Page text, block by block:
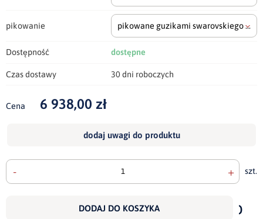
pikowanie pikowane guzikami swarovskiego
Dostępność dostępne
Czas dostawy 30 dni roboczych
Cena 6 938,00 zł
dodaj uwagi do produktu
- + szt.
DODAJ DO KOSZYKA
do